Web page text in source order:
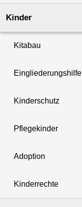
Kinder
Kitabau
Eingliederungshilfe
Kinderschutz
Pflegekinder
Adoption
Kinderrechte